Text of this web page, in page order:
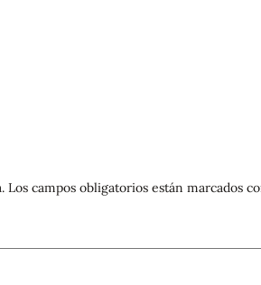
Los campos obligatorios están marcados